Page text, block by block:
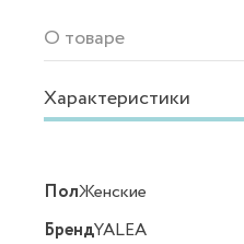
О товаре
Характеристики
ПолЖенские
БрендYALEA